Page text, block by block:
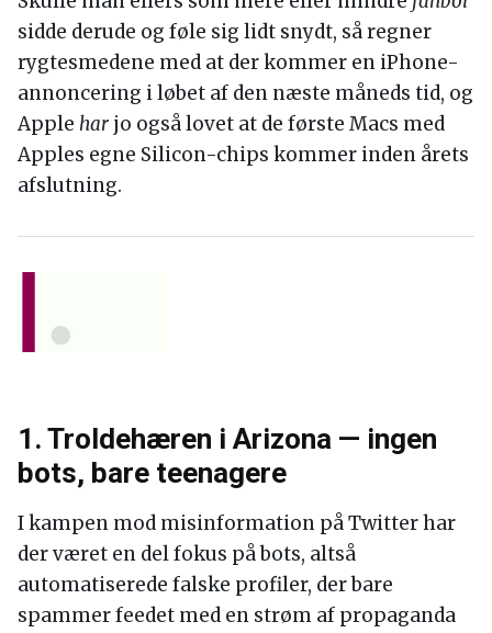
sidde derude og føle sig lidt snydt, så regner
rygtesmedene med at der kommer en iPhone-
annoncering i løbet af den næste måneds tid, og
Apple har jo også lovet at de første Macs med
Apples egne Silicon-chips kommer inden årets
afslutning.
1. Troldehæren i Arizona — ingen
bots, bare teenagere
I kampen mod misinformation på Twitter har
der været en del fokus på bots, altså
automatiserede falske profiler, der bare
spammer feedet med en strøm af propaganda